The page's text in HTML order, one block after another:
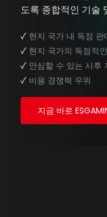
도록 종합적인 기술
✓ 현지 국가 내 독점 판
✓ 현지 국가의 독점적
✓ 안심할 수 있는 사후
✓ 비용 경쟁력 우위
지금 바로